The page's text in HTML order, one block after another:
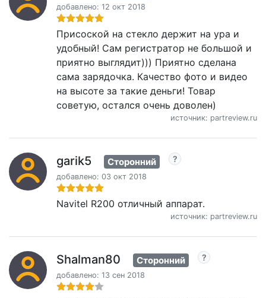
добавлено: 12 окт 2018
Присоской на стекло держит на ура и
удобный! Сам регистратор не большой и
приятно выглядит))) Приятно сделана
сама зарядочка. Качество фото и видео
на высоте за такие деньги! Товар
советую, остался очень доволен)
источник: partreview.ru
garik5 Сторонний
добавлено: 03 окт 2018
Navitel R200 отличный аппарат.
источник: partreview.ru
Shalman80 Сторонний
добавлено: 13 сен 2018